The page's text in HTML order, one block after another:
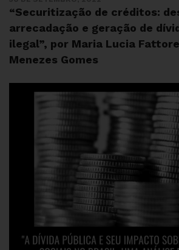
“Securitização de créditos:
arrecadação e geração de
ilegal”, por Maria Lucia
Menezes Gomes